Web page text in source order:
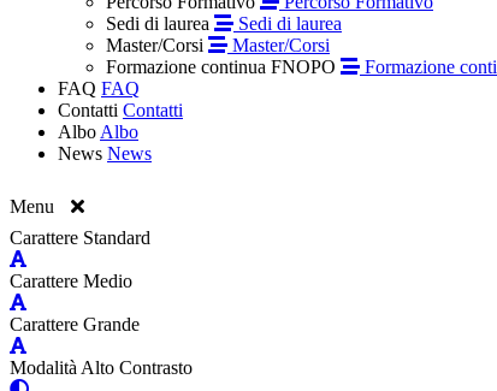
Sedi di laurea
Sedi di laurea
Master/Corsi
Master/Corsi
Formazione continua FNOPO
Formazione
FAQ FAQ
Contatti Contatti
Albo Albo
News News
Menu
Carattere Standard
Carattere Medio
Carattere Grande
Modalità Alto Contrasto